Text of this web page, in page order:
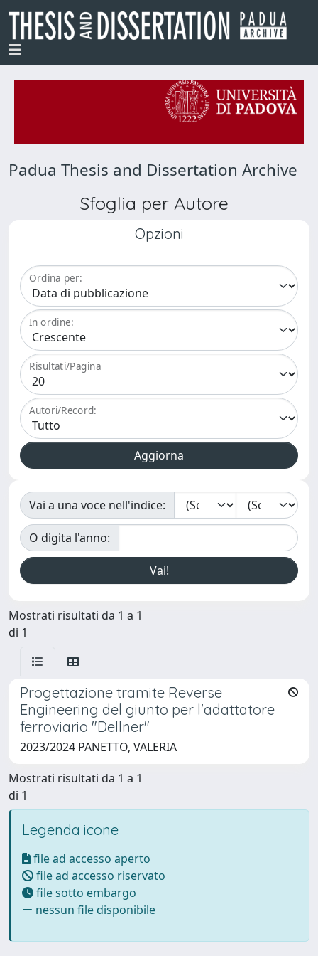
Padua Thesis and Dissertation Archive
Sfoglia per Autore
Opzioni
Ordina per:
In ordine:
Risultati/Pagina
Autori/Record:
Vai a una voce nell'indice:
O digita l'anno:
Mostrati risultati da 1 a 1
di 1
Progettazione tramite Reverse
Engineering del giunto per l'adattatore
ferroviario "Dellner"
2023/2024 PANETTO, VALERIA
Mostrati risultati da 1 a 1
di 1
Legenda icone
file ad accesso aperto
file ad accesso riservato
file sotto embargo
nessun file disponibile